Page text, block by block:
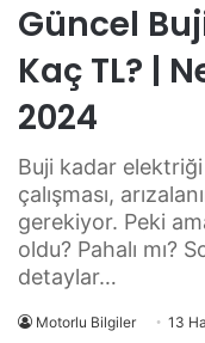
Güncel
Kaç TL? |
2024
Buji kadar
çalışması,
gerekiyor. Peki
oldu? Pahalı mı?
detaylar…
Motorlu Bilgiler 13